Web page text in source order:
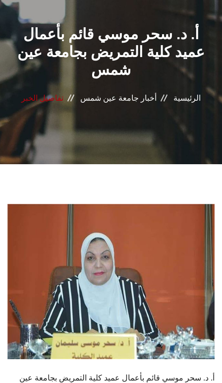
القطاعـات
الشئون الأكاديمية
البحث العلمي
المراكز والوحدات
الأنظمة الذكية
الدراسات العليا
الخريجين
الموظفون
الزائـرون
أ. د. سحر موسي قائم بأعمال
عميد كلية التمريض بجامعة عين
شمس
الرئيسية أخبار جامعة عين شمس تفاصيل الخبر
أ. د. سحر موسي قائم بأعمال عميد كلية التمريض بجامعة عين